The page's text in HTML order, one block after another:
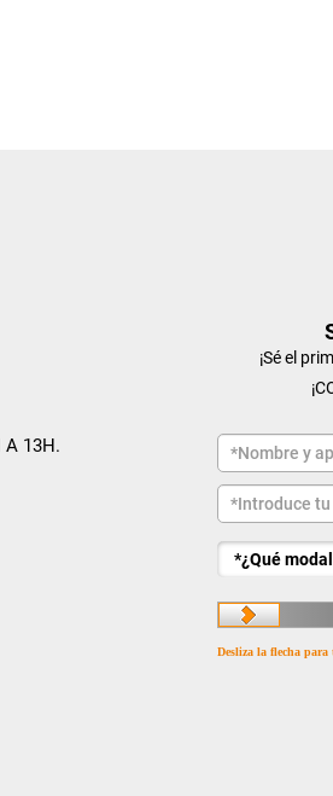
A 13H.
¡Sé el
Desliza la flecha